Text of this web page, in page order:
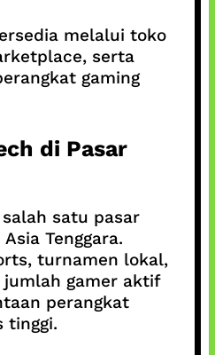
melalui toko
serta
gaming
di Pasar
satu pasar
Tenggara.
turnamen lokal,
gamer aktif
perangkat
tinggi.